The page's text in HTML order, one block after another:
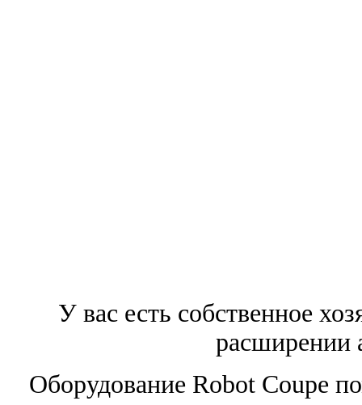
У вас есть собственное
расширении
Оборудование Robot Coupe